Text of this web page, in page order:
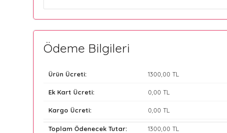
Ödeme Bilgileri
Ürün Ücreti: 1300 ,00 TL
Ek Kart Ücreti: 0 ,00 TL
Kargo Ücreti: 0 ,00 TL
Toplam Ödenecek Tutar: 1300 ,00 TL